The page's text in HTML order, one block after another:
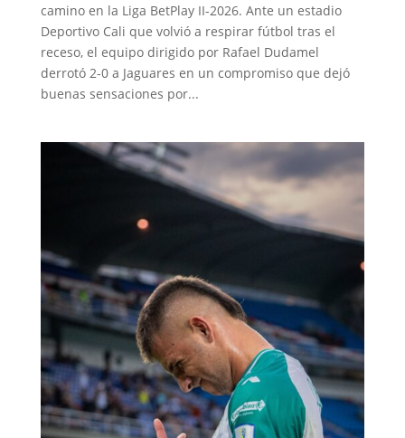
camino en la Liga BetPlay II-2026. Ante un estadio
Deportivo Cali que volvió a respirar fútbol tras el
receso, el equipo dirigido por Rafael Dudamel
derrotó 2-0 a Jaguares en un compromiso que dejó
buenas sensaciones por...